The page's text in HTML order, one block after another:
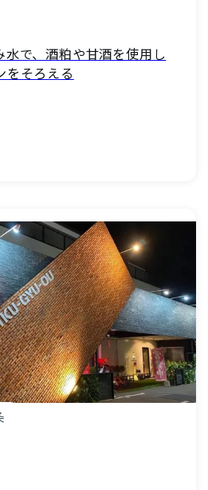
水で、酒粕や甘酒を使用し
をそろえる